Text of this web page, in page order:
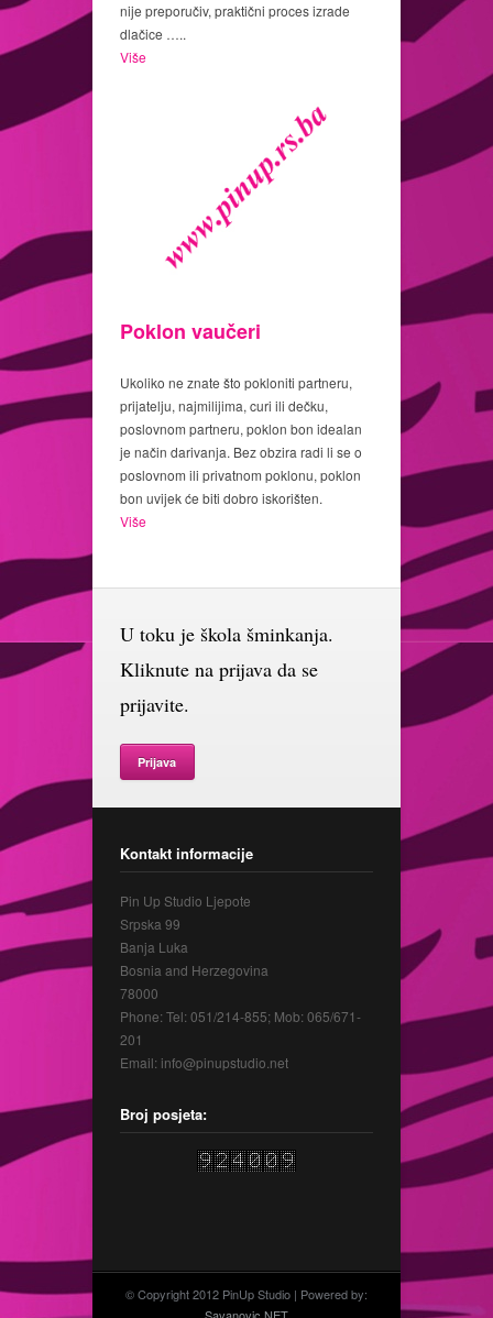
nije preporučiv, praktični proces izrade
dlačice …..
Više
Poklon vaučeri
Ukoliko ne znate što pokloniti partneru,
prijatelju, najmilijima, curi ili dečku,
poslovnom partneru, poklon bon idealan
je način darivanja. Bez obzira radi li se o
poslovnom ili privatnom poklonu, poklon
bon uvijek će biti dobro iskorišten.
Više
U toku je škola šminkanja.
Kliknute na prijava da se
prijavite.
Prijava
Kontakt informacije
Pin Up Studio Ljepote
Srpska 99
Banja Luka
Bosnia and Herzegovina
78000
Phone: Tel: 051/214-855; Mob: 065/671-
201
Email: info@pinupstudio.net
Broj posjeta:
© Copyright 2012 PinUp Studio | Powered by:
Savanovic.NET